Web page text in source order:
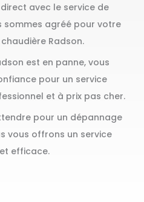
avec le service de
sommes agréé pour votre
Radson.
est en panne, vous
pour un service
et à prix pas cher.
pour un dépannage
vous offrons un service
efficace.